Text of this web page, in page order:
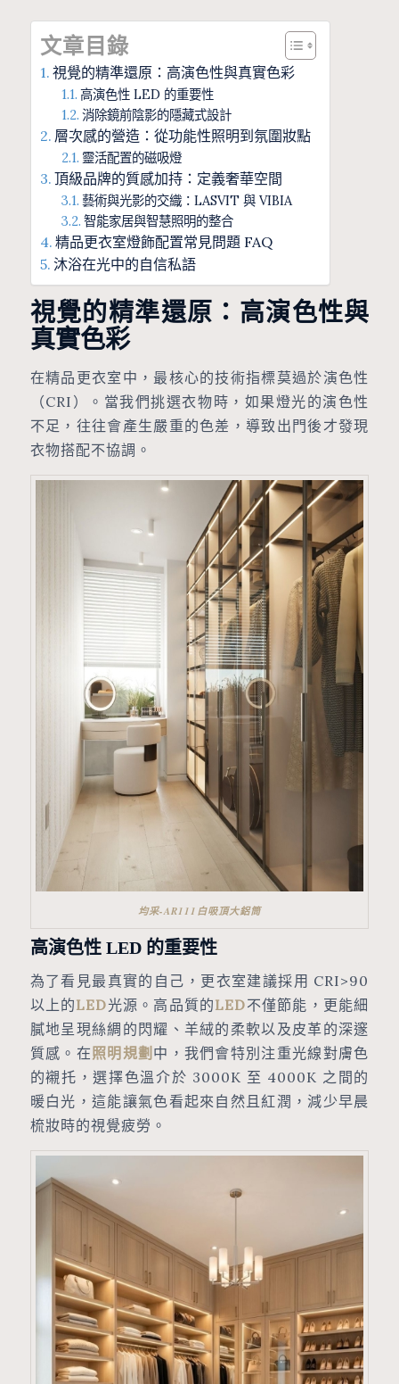
文章目錄
視覺的精準還原：高演色性與真實色彩
高演色性 LED 的重要性
消除鏡前陰影的隱藏式設計
層次感的營造：從功能性照明到氛圍妝點
靈活配置的磁吸燈
頂級品牌的質感加持：定義奢華空間
藝術與光影的交織：LASVIT 與 VIBIA
智能家居與智慧照明的整合
精品更衣室燈飾配置常見問題 FAQ
沐浴在光中的自信私語
視覺的精準還原：高演色性與
真實色彩
在精品更衣室中，最核心的技術指標莫過於演色性
（CRI）。當我們挑選衣物時，如果燈光的演色性
不足，往往會產生嚴重的色差，導致出門後才發現
衣物搭配不協調。
均采-AR111白吸頂大鋁筒
高演色性 LED 的重要性
為了看見最真實的自己，更衣室建議採用 CRI>90
以上的LED光源。高品質的LED不僅節能，更能細
膩地呈現絲綢的閃耀、羊絨的柔軟以及皮革的深邃
質感。在照明規劃 中，我們會特別注重光線對膚色
的襯托，選擇色溫介於 3000K 至 4000K 之間的
暖白光，這能讓氣色看起來自然且紅潤，減少早晨
梳妝時的視覺疲勞。